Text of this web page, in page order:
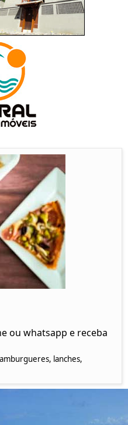
ou whatsapp e receba
lanches,